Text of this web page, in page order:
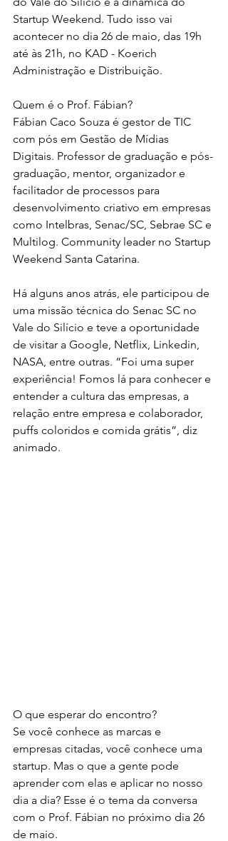
Startup Weekend. Tudo isso vai
acontecer no dia 26 de maio, das 19h
até às 21h, no KAD - Koerich
Administração e Distribuição.
Quem é o Prof. Fábian?
Fábian Caco Souza é gestor de TIC
com pós em Gestão de Mídias
Digitais. Professor de graduação e pós-
graduação, mentor, organizador e
facilitador de processos para
desenvolvimento criativo em empresas
como Intelbras, Senac/SC, Sebrae SC e
Multilog. Community leader no Startup
Weekend Santa Catarina.
Há alguns anos atrás, ele participou de
uma missão técnica do Senac SC no
Vale do Silício e teve a oportunidade
de visitar a Google, Netflix, Linkedin,
NASA, entre outras. “Foi uma super
experiência! Fomos lá para conhecer e
entender a cultura das empresas, a
relação entre empresa e colaborador,
puffs coloridos e comida grátis”, diz
animado.
O que esperar do encontro?
Se você conhece as marcas e
empresas citadas, você conhece uma
startup. Mas o que a gente pode
aprender com elas e aplicar no nosso
dia a dia? Esse é o tema da conversa
com o Prof. Fábian no próximo dia 26
de maio.